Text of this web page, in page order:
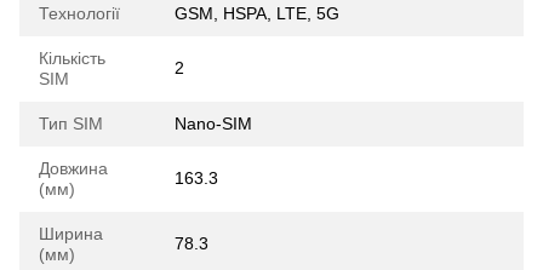
Технології GSM, HSPA, LTE, 5G
Кількість
SIM
2
Тип SIM Nano-SIM
Довжина
(мм)
163.3
Ширина
(мм)
78.3